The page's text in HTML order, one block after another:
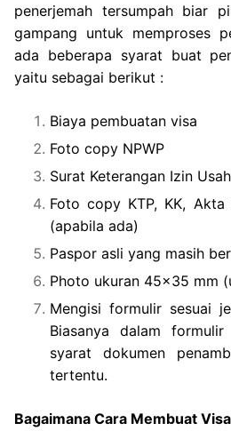
penerjemah tersumpah biar
gampang untuk memproses
ada beberapa syarat buat
yaitu sebagai berikut :
Biaya pembuatan visa
Foto copy NPWP
Surat Keterangan Izin
Foto copy KTP, KK, Akta
(apabila ada)
Paspor asli yang masih
Photo ukuran 45×35 mm
Mengisi formulir sesuai
Biasanya dalam
syarat dokumen
tertentu.
Bagaimana Cara Membuat